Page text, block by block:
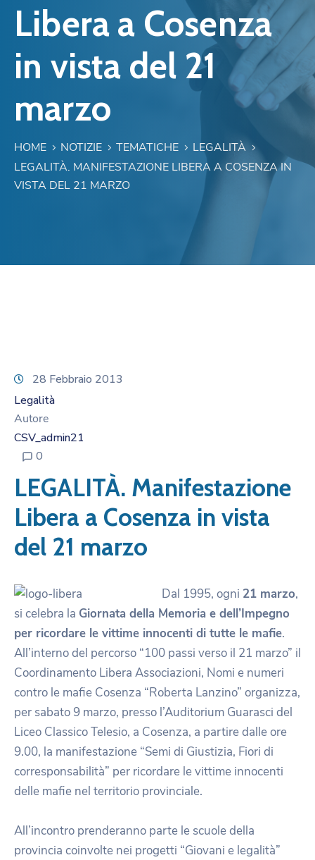
Libera a Cosenza
in vista del 21
marzo
HOME NOTIZIE TEMATICHE
LEGALITÀ
LEGALITÀ. MANIFESTAZIONE LIBERA A COSENZA IN
VISTA DEL 21 MARZO
28 Febbraio 2013
Legalità
Autore
CSV_admin21
0
LEGALITÀ. Manifestazione
Libera a Cosenza in vista
del 21 marzo
Dal 1995, ogni 21 marzo,
si celebra la Giornata della Memoria e dell’Impegno
per ricordare le vittime innocenti di tutte le mafie.
All’interno del percorso “100 passi verso il 21 marzo” il
Coordinamento Libera Associazioni, Nomi e numeri
contro le mafie Cosenza “Roberta Lanzino” organizza,
per sabato 9 marzo, presso l’Auditorium Guarasci del
Liceo Classico Telesio, a Cosenza, a partire dalle ore
9.00, la manifestazione “Semi di Giustizia, Fiori di
corresponsabilità” per ricordare le vittime innocenti
delle mafie nel territorio provinciale.
All’incontro prenderanno parte le scuole della
provincia coinvolte nei progetti “Giovani e legalità”